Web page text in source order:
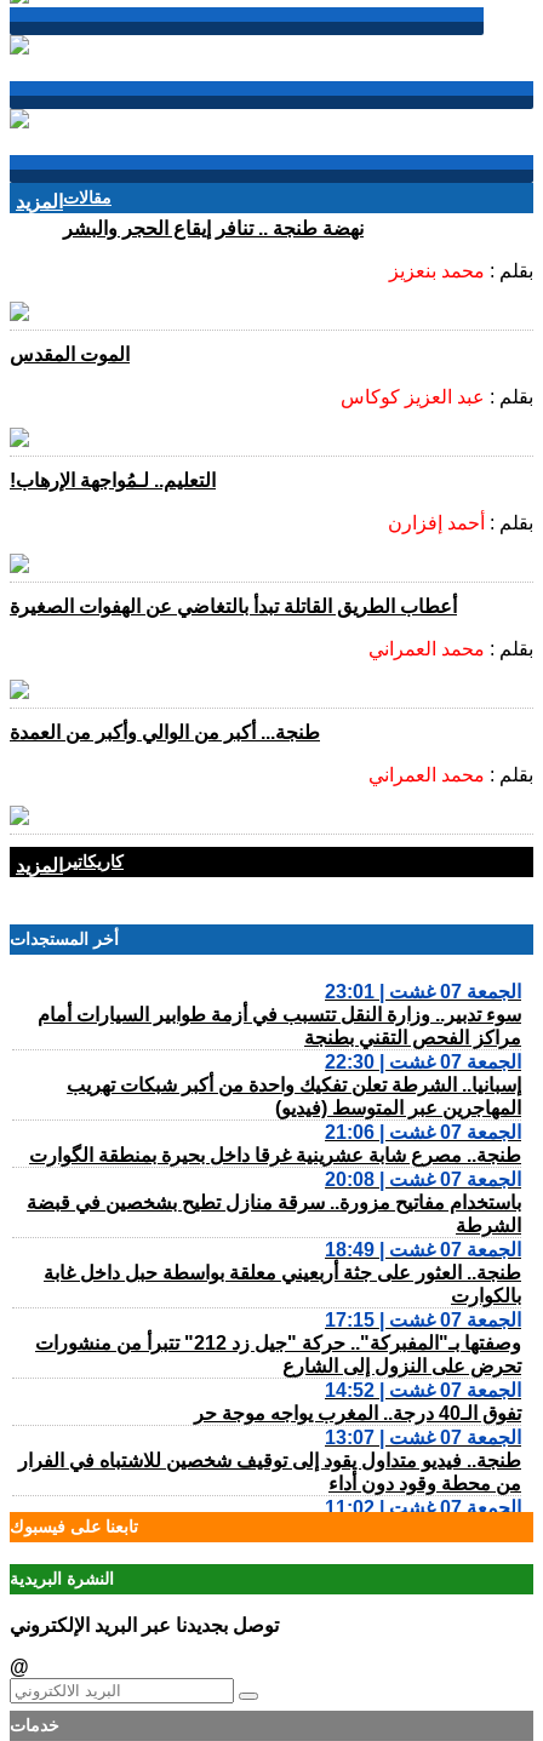
المزيد مقالات
نهضة طنجة .. تنافر إيقاع الحجر والبشر
بقلم : محمد بنعزيز
الموت المقدس
بقلم : عبد العزيز كوكاس
التعليم.. لـمُواجهة الإرهاب!
بقلم : أحمد إفزارن
أعطاب الطريق القاتلة تبدأ بالتغاضي عن الهفوات الصغيرة
بقلم : محمد العمراني
طنجة... أكبر من الوالي وأكبر من العمدة
بقلم : محمد العمراني
المزيد كاريكاتير
أخر المستجدات
الجمعة 07 غشت | 23:01
سوء تدبير.. وزارة النقل تتسبب في أزمة طوابير السيارات أمام
مراكز الفحص التقني بطنجة
الجمعة 07 غشت | 22:30
إسبانيا.. الشرطة تعلن تفكيك واحدة من أكبر شبكات تهريب
المهاجرين عبر المتوسط (فيديو)
الجمعة 07 غشت | 21:06
طنجة.. مصرع شابة عشرينية غرقا داخل بحيرة بمنطقة الگوارت
الجمعة 07 غشت | 20:08
باستخدام مفاتيح مزورة.. سرقة منازل تطيح بشخصين في قبضة
الشرطة
الجمعة 07 غشت | 18:49
طنجة.. العثور على جثة أربعيني معلقة بواسطة حبل داخل غابة
بالكوارت
الجمعة 07 غشت | 17:15
وصفتها بـ"المفبركة".. حركة "جيل زد 212" تتبرأ من منشورات
تحرض على النزول إلى الشارع
الجمعة 07 غشت | 14:52
تفوق الـ40 درجة.. المغرب يواجه موجة حر
الجمعة 07 غشت | 13:07
طنجة.. فيديو متداول يقود إلى توقيف شخصين للاشتباه في الفرار
من محطة وقود دون أداء
الجمعة 07 غشت | 11:02
رسميـــا.. إلغاء المباراة الودية بين اتحاد طنجة وبرشلونة
مصدر دبلوماسي: إعادة القاصرين غير المرفوقين مسألة مبدأ
قائمة على التعليمات الملكية
فرنســـا.. موجة الحر المستمرة ترفع خطر اندلاع حرائق الغابات
تابعنا على فيسبوك
النشرة البريدية
توصل بجديدنا عبر البريد الإلكتروني
@
خدمات